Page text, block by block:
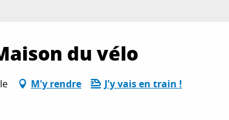
du vélo
M'y rendre J'y vais en train !